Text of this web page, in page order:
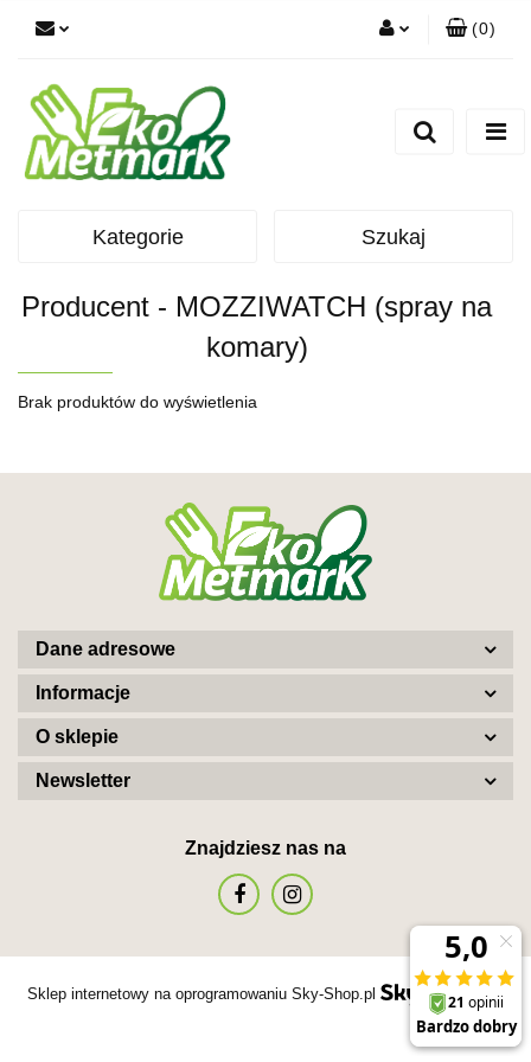
(0)
Kategorie Szukaj
Producent - MOZZIWATCH (spray na
komary)
Brak produktów do wyświetlenia
Dane adresowe
Informacje
O sklepie
Newsletter
Znajdziesz nas na
Sklep internetowy na oprogramowaniu Sky-Shop.pl